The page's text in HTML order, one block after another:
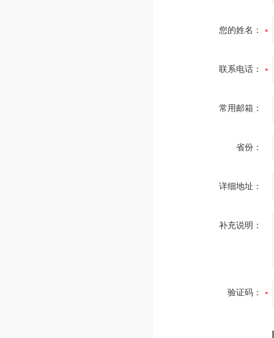
您的姓名：
联系电话：
常用邮箱：
省份：
详细地址：
补充说明：
验证码：